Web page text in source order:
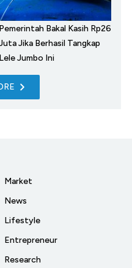
Pemerintah Bakal Kasih Rp26
Jika Berhasil Tangkap
Lele Jumbo Ini
Market
News
Lifestyle
Entrepreneur
Research